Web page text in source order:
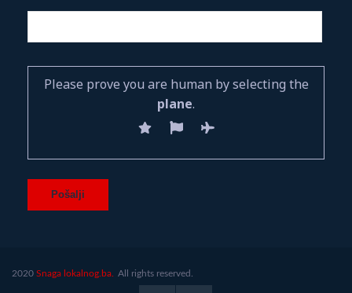
Please prove you are human by selecting the
plane.
2020 Snaga lokalnog.ba. All rights reserved.